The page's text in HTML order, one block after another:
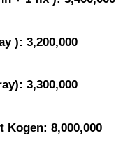
): 3,200,000
3,300,000
8,000,000